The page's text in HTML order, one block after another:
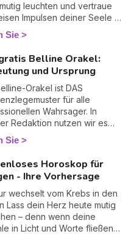
leuchten und vertraue
Impulsen deiner Seele –
Gefühl und Geist
zueinander.
Sie
Belline Orakel:
und Ursprung
Orakel ist DAS
für alle
Wahrsager. In
Redaktion nutzen wir es
im privaten Rahmen...
werden seiner nie
Warum? Weil seine
schlichtweg verblüffend
Sie eine Phase des
Eine Frage, die Sie Tag
beschäftigt? Spüren Sie,
etwas in Ihrem Leben
ohne es in Worte fassen
Sie
Horoskop für
- Ihre Vorhersage
wechselt vom Krebs in den
– denn wenn deine
in Licht und Worte fließen,